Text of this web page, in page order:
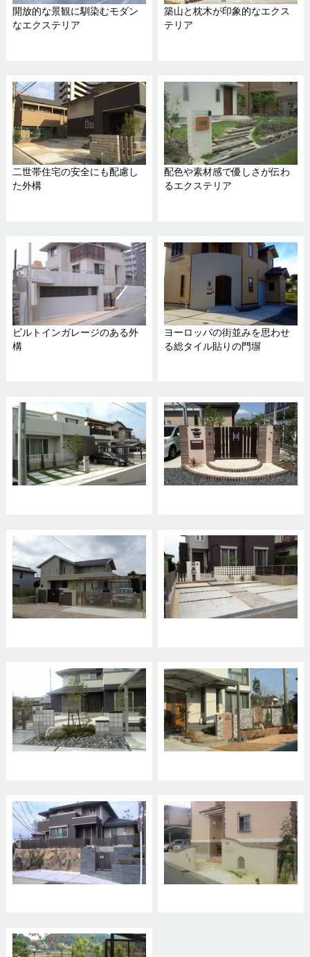
開放的な景観に馴染むモダン
なエクステリア
築山と枕木が印象的なエクス
テリア
二世帯住宅の安全にも配慮し
た外構
配色や素材感で優しさが伝わ
るエクステリア
ビルトインガレージのある外
構
ヨーロッパの街並みを思わせ
る総タイル貼りの門塀